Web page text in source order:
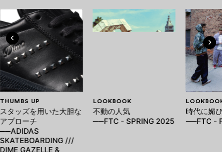
THUMBS UP
スタッズを用いた大胆な
アプローチ
──ADIDAS
SKATEBOARDING ///
DIME GAZELLE &
LOOKBOOK
不動の人気
──FTC - SPRING 2025
時代に媚
──FTC -